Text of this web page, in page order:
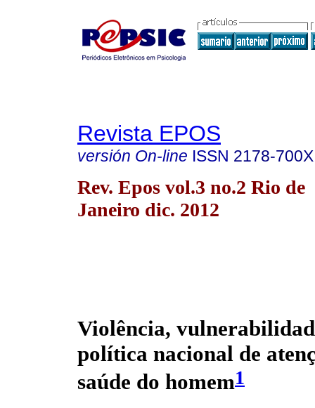
Revista EPOS
versión On-line ISSN 2178-700X
Rev. Epos vol.3 no.2 Rio de
Janeiro dic. 2012
Violência,
política nacional de
saúde do homem1